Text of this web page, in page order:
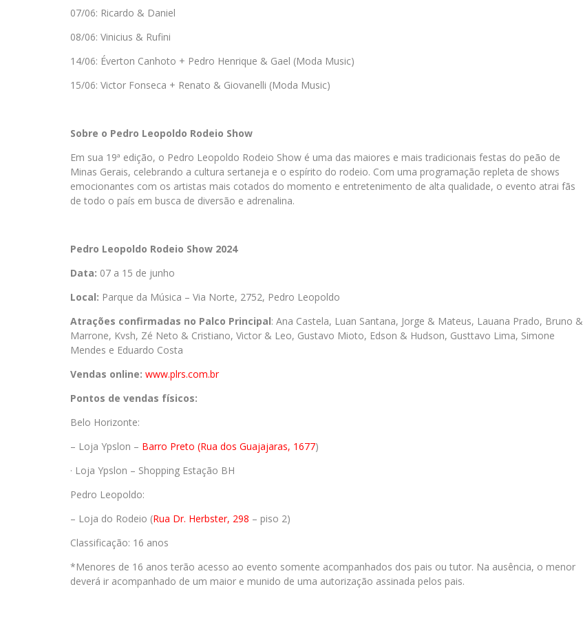
07/06: Ricardo & Daniel
08/06: Vinicius & Rufini
14/06: Éverton Canhoto + Pedro Henrique & Gael (Moda Music)
15/06: Victor Fonseca + Renato & Giovanelli (Moda Music)
Sobre o Pedro Leopoldo Rodeio Show
Em sua 19ª edição, o Pedro Leopoldo Rodeio Show é uma das maiores e mais tradicionais festas do peão de
Minas Gerais, celebrando a cultura sertaneja e o espírito do rodeio. Com uma programação repleta de shows
emocionantes com os artistas mais cotados do momento e entretenimento de alta qualidade, o evento atrai fãs
de todo o país em busca de diversão e adrenalina.
Pedro Leopoldo Rodeio Show 2024
Data: 07 a 15 de junho
Local: Parque da Música – Via Norte, 2752, Pedro Leopoldo
Atrações confirmadas no Palco Principal: Ana Castela, Luan Santana, Jorge & Mateus, Lauana Prado, Bruno &
Marrone, Kvsh, Zé Neto & Cristiano, Victor & Leo, Gustavo Mioto, Edson & Hudson, Gusttavo Lima, Simone
Mendes e Eduardo Costa
Vendas online: www.plrs.com.br
Pontos de vendas físicos:
Belo Horizonte:
– Loja Ypslon – Barro Preto (Rua dos Guajajaras, 1677)
· Loja Ypslon – Shopping Estação BH
Pedro Leopoldo:
– Loja do Rodeio (Rua Dr. Herbster, 298 – piso 2)
Classificação: 16 anos
*Menores de 16 anos terão acesso ao evento somente acompanhados dos pais ou tutor. Na ausência, o menor
deverá ir acompanhado de um maior e munido de uma autorização assinada pelos pais.